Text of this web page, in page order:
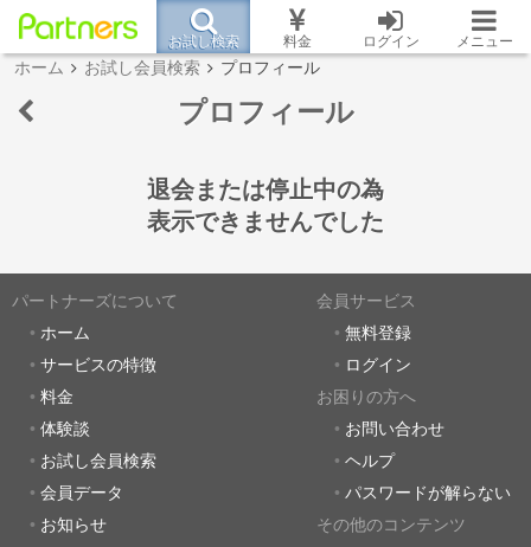
お試し検索 料金 ログイン メニュー
ホーム お試し会員検索 プロフィール
プロフィール
退会または停止中の為
表示できませんでした
パートナーズについて
ホーム
サービスの特徴
料金
体験談
お試し会員検索
会員データ
お知らせ
会員サービス
無料登録
ログイン
お困りの方へ
お問い合わせ
ヘルプ
パスワードが解らない
その他のコンテンツ